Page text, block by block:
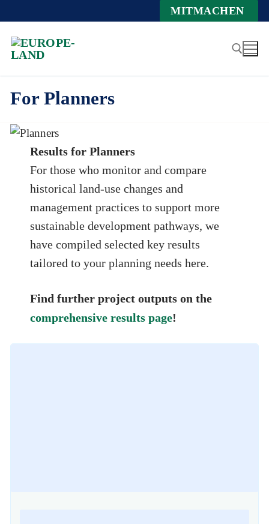
Inhalt
springen
MITMACHEN
For Planners
Results for Planners
For those who monitor and compare
historical land-use changes and
management practices to support more
sustainable development pathways, we
have compiled selected key results
tailored to your planning needs here.
Find further project outputs on the
comprehensive results page!